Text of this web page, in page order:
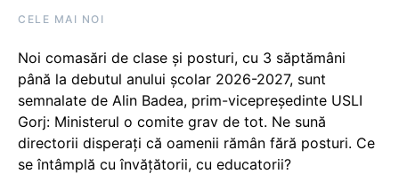
CELE MAI NOI
Noi comasări de clase și posturi, cu 3 săptămâni
până la debutul anului școlar 2026-2027, sunt
semnalate de Alin Badea, prim-vicepreședinte USLI
Gorj: Ministerul o comite grav de tot. Ne sună
directorii disperați că oamenii rămân fără posturi. Ce
se întâmplă cu învățătorii, cu educatorii?